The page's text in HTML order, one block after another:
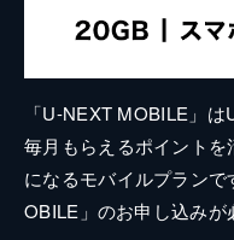
「U-NEXT MOBILE」
毎月もらえるポイント
になるモバイルプラン
OBILE」のお申し込みが